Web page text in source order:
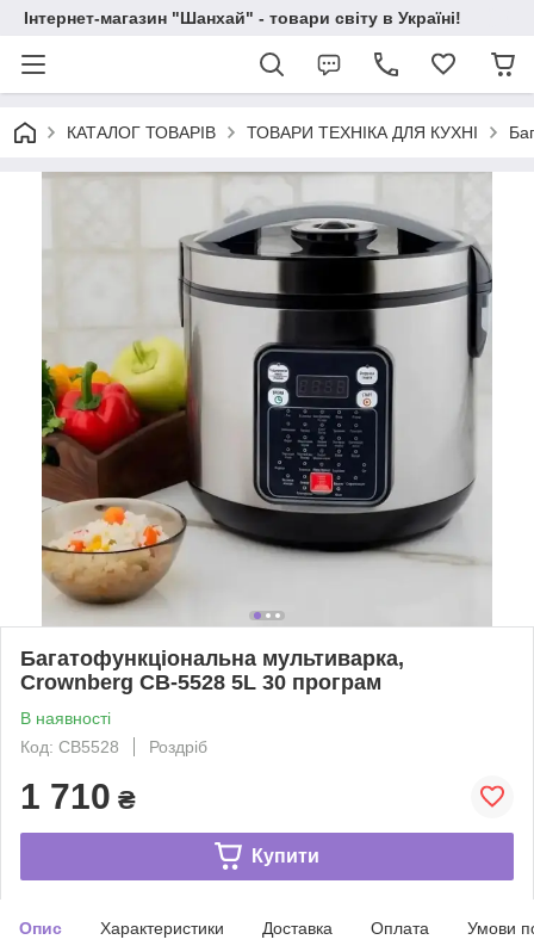
Інтернет-магазин "Шанхай" - товари світу в Україні!
КАТАЛОГ ТОВАРІВ ТОВАРИ ТЕХНІКА ДЛЯ КУХНІ
Багатофункціональна мультиварка,
Crownberg СВ-5528 5L 30 програм
В наявності
Код: СВ5528
Роздріб
1 710 ₴
Купити
Опис Характеристики Доставка Оплата Умови